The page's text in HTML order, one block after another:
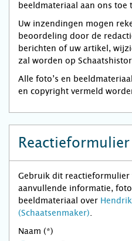
beeldmateriaal aan ons toe
Uw inzendingen mogen
beoordeling door de
berichten of uw artikel,
zal worden op
Alle foto’s en
en copyright vermeld
Reactieformulier
Gebruik dit
aanvullende informatie,
beeldmateriaal over
(Schaatsenmaker)
Naam (*)